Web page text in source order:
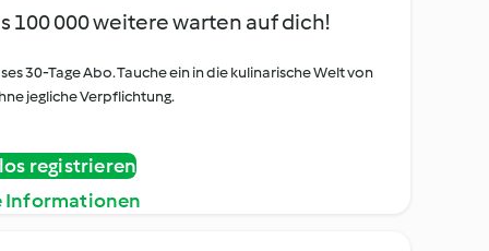
100 000 weitere warten auf dich!
30-Tage Abo. Tauche ein in die kulinarische Welt von
jegliche Verpflichtung.
registrieren
Informationen